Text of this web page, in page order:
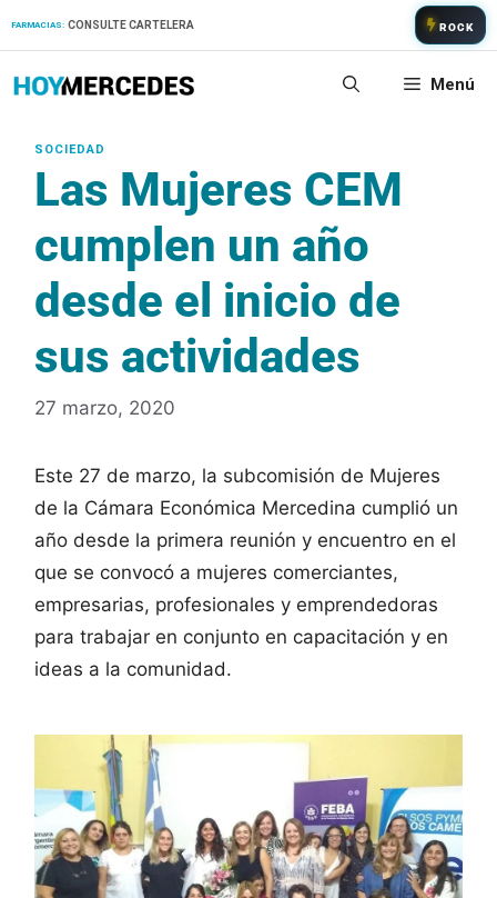
FARMACIAS: CONSULTE CARTELERA ROCK
Menú
Las Mujeres CEM
cumplen un año
desde el inicio de
sus actividades
27 marzo, 2020
Este 27 de marzo, la subcomisión de Mujeres
de la Cámara Económica Mercedina cumplió un
año desde la primera reunión y encuentro en el
que se convocó a mujeres comerciantes,
empresarias, profesionales y emprendedoras
para trabajar en conjunto en capacitación y en
ideas a la comunidad.